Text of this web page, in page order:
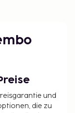
und
die zu